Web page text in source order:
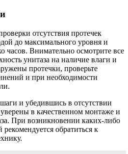
отсутствия протечек
до максимального уровня и
часов. Внимательно осмотрите все
унитаза на наличие влаги и
протечки, проверьте
и при необходимости
и убедившись в отсутствии
в качественном монтаже и
При возникновении каких-либо
обратиться к